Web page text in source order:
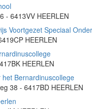
- 6413VV HEERLEN
Voortgezet Speciaal
HEERLEN
HEERLEN
Bernardinuscollege
38 - 6417BD HEERLEN